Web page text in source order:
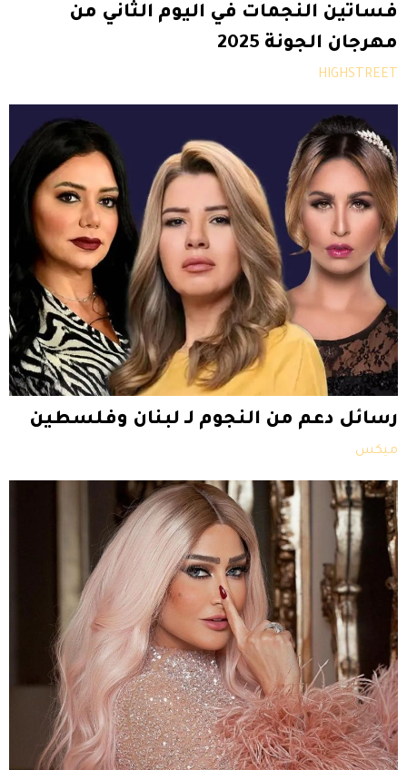
فساتين النجمات في اليوم الثاني من
مهرجان الجونة 2025
HIGHSTREET
رسائل دعم من النجوم لـ لبنان وفلسطين
ميكس